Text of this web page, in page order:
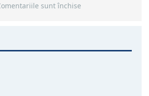
sunt închise